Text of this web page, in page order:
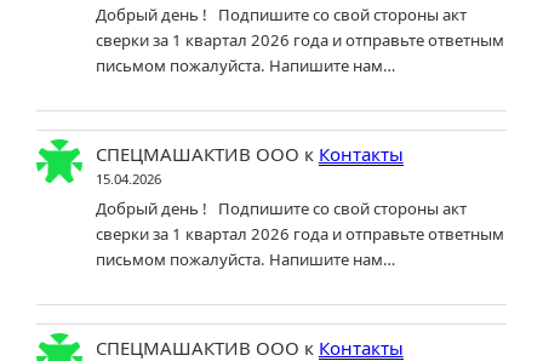
Добрый день ! Подпишите со свой стороны акт
сверки за 1 квартал 2026 года и отправьте ответным
письмом пожалуйста. Напишите нам…
СПЕЦМАШАКТИВ ООО к Контакты
15.04.2026
Добрый день ! Подпишите со свой стороны акт
сверки за 1 квартал 2026 года и отправьте ответным
письмом пожалуйста. Напишите нам…
СПЕЦМАШАКТИВ ООО к Контакты